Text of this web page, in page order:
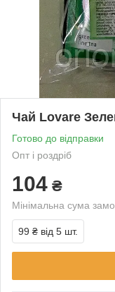
Чай Lovare
Готово до відправки
Опт і роздріб
104 ₴
Мінімальна сума
99 ₴ від 5 шт.